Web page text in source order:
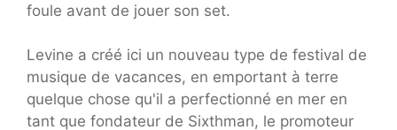
foule avant de jouer son set.
Levine a créé ici un nouveau type de festival de
musique de vacances, en emportant à terre
quelque chose qu'il a perfectionné en mer en
tant que fondateur de Sixthman, le promoteur